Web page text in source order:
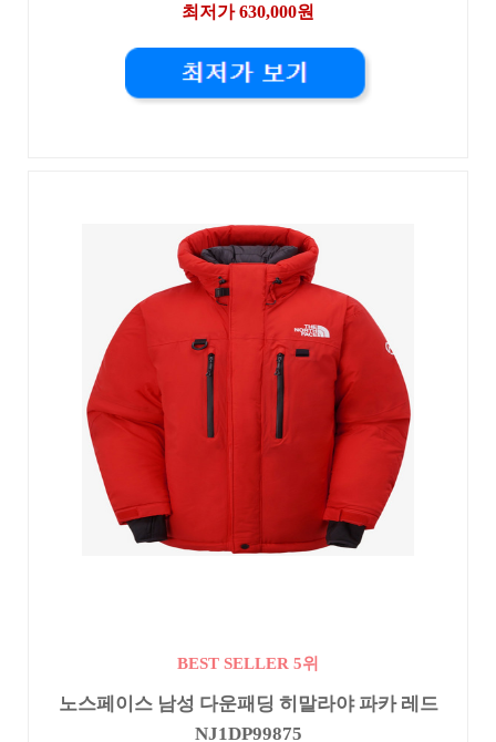
최저가 630,000원
BEST SELLER 5위
노스페이스 남성 다운패딩 히말라야 파카 레드
NJ1DP99875